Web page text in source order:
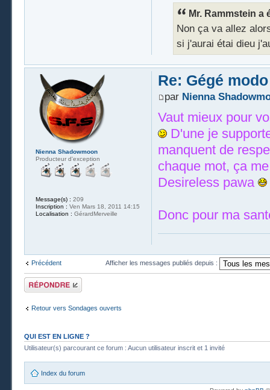
Mr. Rammstein a
Non ça va allez
si j'aurai étai dieu
Re: Gégé
par Nienna
Vaut mieux pour
D'une je
manquent de
chaque mot, ça
Desireless pawa
Donc pour ma
Nienna Shadowmoon
Producteur d'exception
Message(s) : 209
Inscription : Ven Mars 18, 2011 14:15
Localisation : GérardMerveille
Précédent Afficher les messages publiés depuis :
Publier une
réponse
Retour vers Sondages ouverts
QUI EST EN LIGNE ?
Utilisateur(s) parcourant ce forum : Aucun utilisateur inscrit et 1 invité
Index du forum